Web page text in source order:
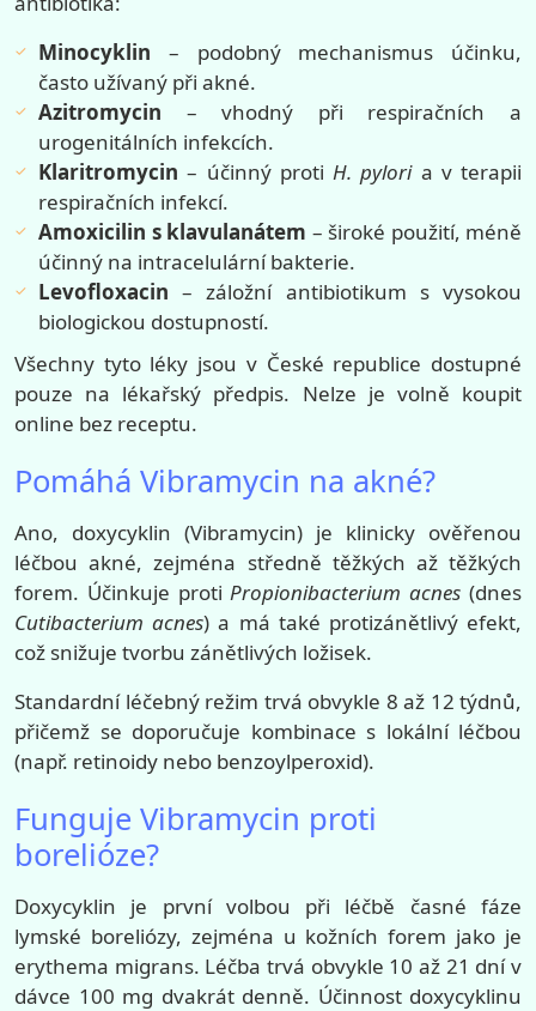
Minocyklin – podobný mechanismus účinku,
často užívaný při akné.
Azitromycin – vhodný při respiračních a
urogenitálních infekcích.
Klaritromycin – účinný proti H. pyloria v terapii
respiračních infekcí.
Amoxicilin s klavulanátem – široké použití, méně
účinný na intracelulární bakterie.
Levofloxacin – záložní antibiotikum s vysokou
biologickou dostupností.
Všechny tyto léky jsou v České republice dostupné
pouze na lékařský předpis. Nelze je volně koupit
online bez receptu.
Pomáhá Vibramycin na akné?
Ano, doxycyklin (Vibramycin) je klinicky ověřenou
léčbou akné, zejména středně těžkých až těžkých
forem. Účinkuje protiPropionibacterium acnes (dnes
Cutibacterium acnes) a má také protizánětlivý efekt,
což snižuje tvorbu zánětlivých ložisek.
Standardní léčebný režim trvá obvykle 8 až 12 týdnů,
přičemž se doporučuje kombinace s lokální léčbou
(např. retinoidy nebo benzoylperoxid).
Funguje Vibramycin proti
borelióze?
Doxycyklin je první volbou při léčbě časné fáze
lymské boreliózy, zejména u kožních forem jako je
erythema migrans. Léčba trvá obvykle 10 až 21 dní v
dávce 100 mg dvakrát denně. Účinnost doxycyklinu